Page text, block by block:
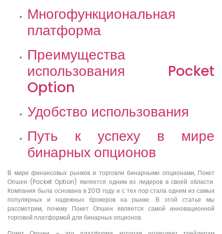
Многофункциональная
платформа
Преимущества
использования Pocket
Option
Удобство использования
Путь к успеху в мире
бинарных опционов
В мире финансовых рынков и торговли бинарными опционами, Покет
Опшен (Pocket Option) является одним из лидеров в своей области.
Компания была основана в 2013 году и с тех пор стала одним из самых
популярных и надежных брокеров на рынке. В этой статье мы
рассмотрим, почему Покет Опшен является самой инновационной
торговой платформой для бинарных опционов.